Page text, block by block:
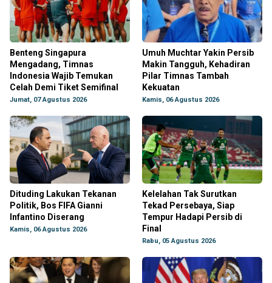
Benteng Singapura
Mengadang, Timnas
Indonesia Wajib Temukan
Celah Demi Tiket Semifinal
Jumat, 07 Agustus 2026
Umuh Muchtar Yakin Persib
Makin Tangguh, Kehadiran
Pilar Timnas Tambah
Kekuatan
Kamis, 06 Agustus 2026
Dituding Lakukan Tekanan
Politik, Bos FIFA Gianni
Infantino Diserang
Kamis, 06 Agustus 2026
Kelelahan Tak Surutkan
Tekad Persebaya, Siap
Tempur Hadapi Persib di
Final
Rabu, 05 Agustus 2026